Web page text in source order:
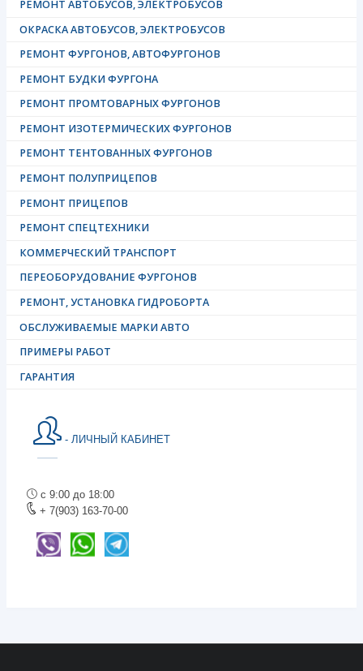
РЕМОНТ АВТОБУСОВ, ЭЛЕКТРОБУСОВ
ОКРАСКА АВТОБУСОВ, ЭЛЕКТРОБУСОВ
РЕМОНТ ФУРГОНОВ, АВТОФУРГОНОВ
РЕМОНТ БУДКИ ФУРГОНА
РЕМОНТ ПРОМТОВАРНЫХ ФУРГОНОВ
РЕМОНТ ИЗОТЕРМИЧЕСКИХ ФУРГОНОВ
РЕМОНТ ТЕНТОВАННЫХ ФУРГОНОВ
РЕМОНТ ПОЛУПРИЦЕПОВ
РЕМОНТ ПРИЦЕПОВ
РЕМОНТ СПЕЦТЕХНИКИ
КОММЕРЧЕСКИЙ ТРАНСПОРТ
ПЕРЕОБОРУДОВАНИЕ ФУРГОНОВ
РЕМОНТ, УСТАНОВКА ГИДРОБОРТА
ОБСЛУЖИВАЕМЫЕ МАРКИ АВТО
ПРИМЕРЫ РАБОТ
ГАРАНТИЯ
- ЛИЧНЫЙ КАБИНЕТ
с 9:00 до 18:00
+ 7(903) 163-70-00